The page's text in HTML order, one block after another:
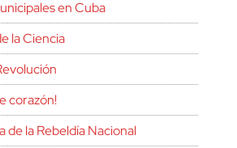
en Cuba
la Ciencia
corazón!
de la Rebeldía Nacional